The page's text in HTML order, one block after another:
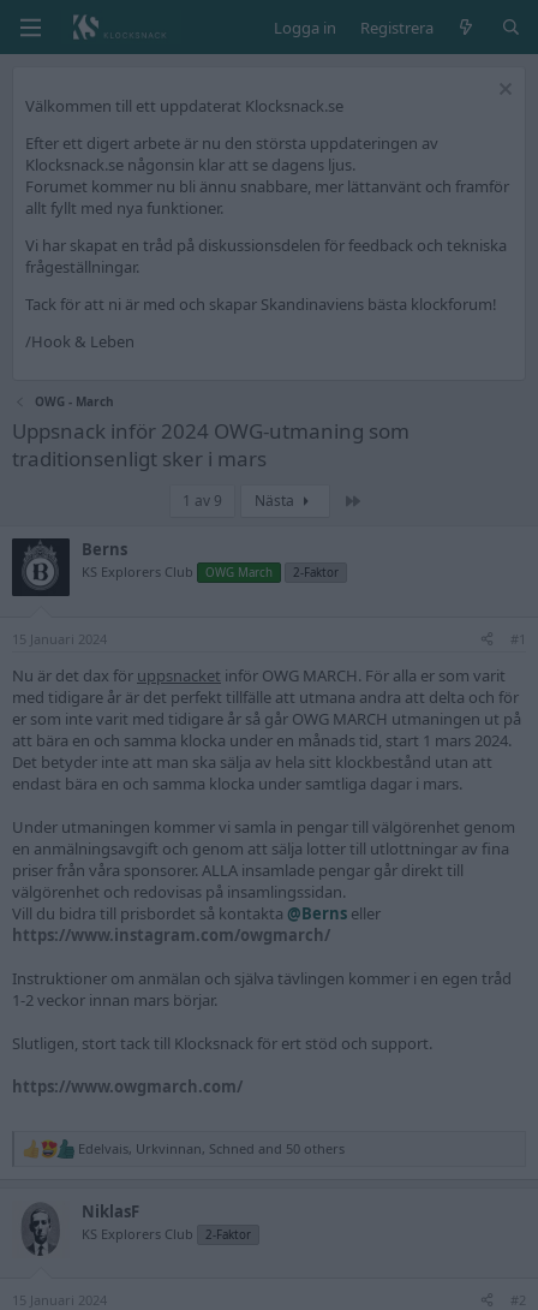
Logga in Registrera
Välkommen till ett uppdaterat Klocksnack.se
Efter ett digert arbete är nu den största uppdateringen av
Klocksnack.se någonsin klar att se dagens ljus.
Forumet kommer nu bli ännu snabbare, mer lättanvänt och framför
allt fyllt med nya funktioner.
Vi har skapat en tråd på diskussionsdelen för feedback och tekniska
frågeställningar.
Tack för att ni är med och skapar Skandinaviens bästa klockforum!
/Hook & Leben
OWG - March
Uppsnack inför 2024 OWG-utmaning som
traditionsenligt sker i mars
1 av 9 Nästa
Berns
KS Explorers Club OWG March 2-Faktor
15 Januari 2024 #1
Nu är det dax för uppsnacket inför OWG MARCH. För alla er som varit
med tidigare år är det perfekt tillfälle att utmana andra att delta och för
er som inte varit med tidigare år så går OWG MARCH utmaningen ut på
att bära en och samma klocka under en månads tid, start 1 mars 2024.
Det betyder inte att man ska sälja av hela sitt klockbestånd utan att
endast bära en och samma klocka under samtliga dagar i mars.
Under utmaningen kommer vi samla in pengar till välgörenhet genom
en anmälningsavgift och genom att sälja lotter till utlottningar av fina
priser från våra sponsorer. ALLA insamlade pengar går direkt till
välgörenhet och redovisas på insamlingssidan.
Vill du bidra till prisbordet så kontakta @Berns eller
https://www.instagram.com/owgmarch/
Instruktioner om anmälan och själva tävlingen kommer i en egen tråd
1-2 veckor innan mars börjar.
Slutligen, stort tack till Klocksnack för ert stöd och support.
https://www.owgmarch.com/
R
c
i
s
Edelvais, Urkvinnan, Schned and 50 others
NiklasF
KS Explorers Club 2-Faktor
15 Januari 2024 #2